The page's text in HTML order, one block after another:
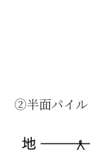
②半面パイル